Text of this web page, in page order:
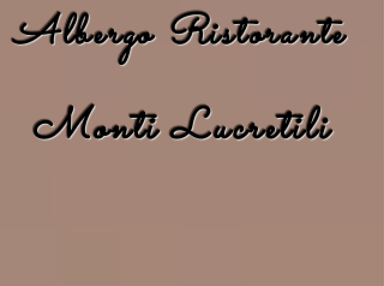
Albergo Ristorante
Monti Lucretili